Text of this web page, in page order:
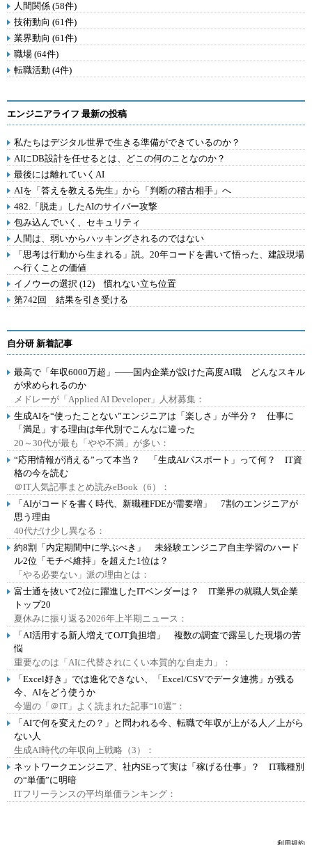
人間関係 (58件)
技術動向 (61件)
業界動向 (61件)
職場 (64件)
転職活動 (4件)
エンジニアライフ 最新の投稿
私たちはデジタル世界で生きる準備ができているのか？
AIにDB設計を任せるとは、どこの何のことなのか？
最後には離れていくAI
AIを「答えを教える先生」から「判断の稽古相手」へ
482.「脱走」したAIのサイバー攻撃
包み込んでいく、セキュリティ
人間は、弱いからハッキングされるのではない
「思考は行動から生まれる」説。20年コードを書いて悟った、建設現場
へ行くことの価値
イノウーの選択 (12) 慣れない立ち位置
第742回 結果を引き受ける
自分研 新着記事
最高で「年収6000万超」――国内企業が設けた高度AI職 どんなスキル
が求められるのか
メドレーが「Applied AI Developer」人材募集：
生成AIを“使ったことない”エンジニアは「楽しさ」が半分？ 仕事に
「満足」する理由は年代別でこんなに違った
20～30代が最も「やや不満」が多い：
“応用情報が消える”って本当？ 「生成AIパスポート」って何？ IT資
格の今を読む
＠IT人気記事まとめ読みeBook（6）：
「AIがコードを書く時代、新職種FDEが需要増」 7割のエンジニアが
思う理由
40代だけ少し異なる：
約8割「内定期間中に学ぶべき」 未経験エンジニア自主学習のハード
ル2位「モチベ維持」を超えた1位は？
「やる必要ない」派の理由とは：
富士通を抜いて2位に躍進したITベンダーは？ IT業界の就職人気企業
トップ20
夏休みに振り返る2026年上半期ニュース：
「AI活用する新人増えてOJT負担増」 複数の調査で露呈した現場の苦
悩
重要なのは「AIに代替されにくい本質的な自走力」：
「Excel好き」では進化できない、「Excel/CSVでデータ連携」が残る
今、AIをどう使うか
今週の「＠IT」よく読まれた記事“10選”：
「AIで何を変えたの？」と問われる今、転職で年収が上がる人／上がら
ない人
生成AI時代の年収向上戦略（3）：
ネットワークエンジニア、社内SEって実は「稼げる仕事」？ IT職種別
の“単価”に明暗
ITフリーランスの平均単価ランキング：
利用規約